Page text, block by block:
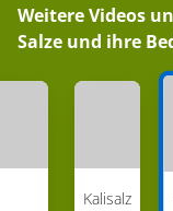
eingerührt. Bei
Es entsteht
statt, der als
Weitere Videos
Salze und ihre
Kalisalz